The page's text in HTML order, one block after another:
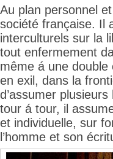
Au plan personnel
société française. Il
interculturels sur la
tout enfermement
même á une
en exil, dans la
d’assumer
tour á tour, il
et individuelle, sur
l’homme et son